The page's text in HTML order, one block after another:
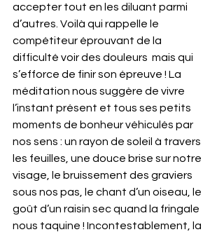
accepter tout en les diluant parmi
d’autres. Voilà qui rappelle le
compétiteur éprouvant de la
difficulté voir des douleurs  mais qui
s’efforce de finir son épreuve ! La
méditation nous suggère de vivre
l’instant présent et tous ses petits
moments de bonheur véhiculés par
nos sens : un rayon de soleil à travers
les feuilles, une douce brise sur notre
visage, le bruissement des graviers
sous nos pas, le chant d’un oiseau, le
goût d’un raisin sec quand la fringale
nous taquine ! Incontestablement, la